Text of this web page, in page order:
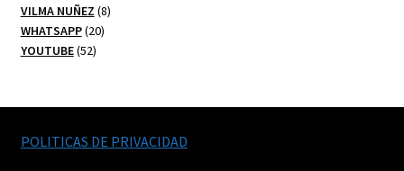
productos
VILMA NUÑEZ 88
WHATSAPP 2020
YOUTUBE 5252
POLITICAS DE PRIVACIDAD